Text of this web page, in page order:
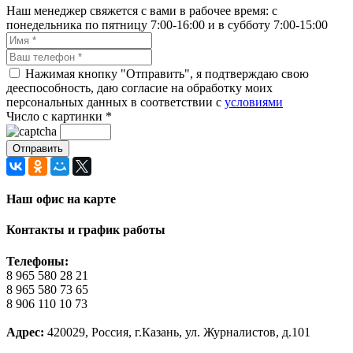
Наш менеджер свяжется с вами в рабочее время: с
понедельника по пятницу 7:00-16:00 и в субботу 7:00-15:00
Нажимая кнопку "Отправить", я подтверждаю свою
дееспособность, даю согласие на обработку моих
персональных данных в соответствии с условиями
Число с картинки *
Наш офис на карте
Контакты и график работы
Телефоны:
8 965 580 28 21
8 965 580 73 65
8 906 110 10 73
Адрес: 420029, Россия, г.Казань, ул. Журналистов, д.101